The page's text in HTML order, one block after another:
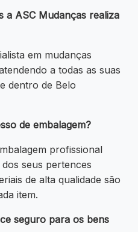
a ASC Mudanças realiza
em mudanças
a todas as suas
dentro de Belo
de embalagem?
profissional
seus pertences
de alta qualidade são
item.
seguro para os bens